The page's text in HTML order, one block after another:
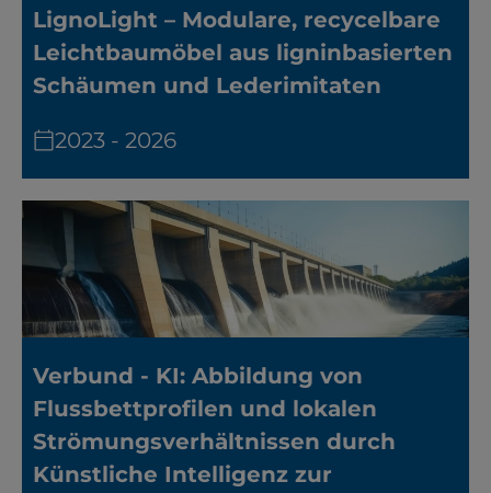
LignoLight – Modulare, recycelbare
Leichtbaumöbel aus ligninbasierten
Schäumen und Lederimitaten
2023 - 2026
Verbund - KI: Abbildung von
Flussbettprofilen und lokalen
Strömungsverhältnissen durch
Künstliche Intelligenz zur